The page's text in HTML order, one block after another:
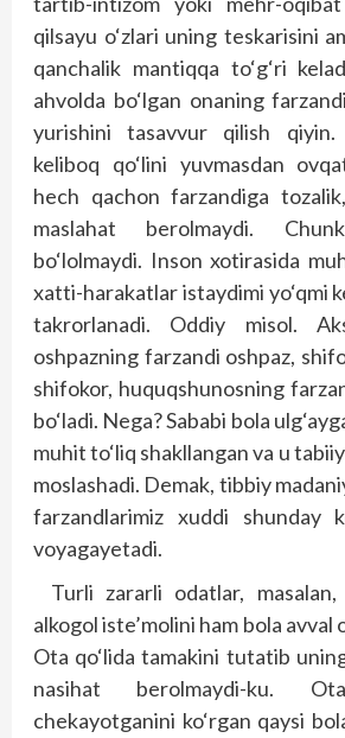
qilsayu o‘zlari uning teskarisini
qanchalik mantiqqa to‘g‘ri
ahvolda bo‘lgan onaning
yurishini tasavvur qilish qiyin.
keliboq qo‘lini yuvmasdan
hech qachon farzandiga
maslahat berolmaydi.
bo‘lolmaydi. Inson xotirasida
xatti-harakatlar istaydimi yo‘qmi
takrorlanadi. Oddiy misol.
oshpazning farzandi oshpaz,
shifokor, huquqshunosning
bo‘ladi. Nega? Sababi bola
muhit to‘liq shakl­langan va u
moslashadi. Demak, tibbiy
farzandlarimiz xuddi shunday
voyagayetadi.
Turli zararli odatlar,
alkogol iste’molini ham bola avval
Ota qo‘lida tamakini tutatib
nasihat berolmaydi-ku.
chekayotganini ko‘rgan qaysi